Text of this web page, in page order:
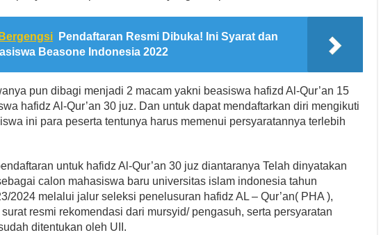
Pendaftaran Resmi Dibuka! Ini Syarat dan
Beasone Indonesia 2022
pun dibagi menjadi 2 macam yakni beasiswa hafizd Al-Qur’an 15
hafidz Al-Qur’an 30 juz. Dan untuk dapat mendaftarkan diri mengikuti
ini para peserta tentunya harus memenui persyaratannya terlebih
untuk hafidz Al-Qur’an 30 juz diantaranya Telah dinyatakan
calon mahasiswa baru universitas islam indonesia tahun
2024 melalui jalur seleksi penelusuran hafidz AL – Qur’an( PHA ),
resmi rekomendasi dari mursyid/ pengasuh, serta persyaratan
ditentukan oleh UII.